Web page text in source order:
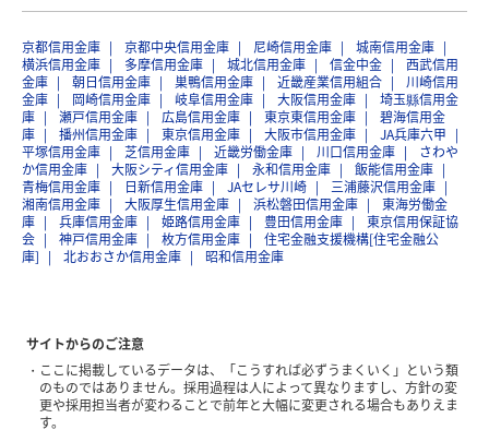
京都信用金庫 京都中央信用金庫 尼崎信用金庫
城南信用金庫
横浜信用金庫
多摩信用金庫 城北信用金庫 信金中金
西武信用
金庫
朝日信用金庫 巣鴨信用金庫 近畿産業信用組合
川崎信用
金庫
岡崎信用金庫 岐阜信用金庫 大阪信用金庫
埼玉縣信用金
庫
瀬戸信用金庫 広島信用金庫 東京東信用金庫
碧海信用金
庫
播州信用金庫 東京信用金庫 大阪市信用金庫
JA兵庫六甲
平塚信用金庫
芝信用金庫 近畿労働金庫 川口信用金庫
さわや
か信用金庫
大阪シティ信用金庫 永和信用金庫
飯能信用金庫
青梅信用金庫
日新信用金庫 JAセレサ川崎
三浦藤沢信用金庫
湘南信用金庫
大阪厚生信用金庫 浜松磐田信用金庫
東海労働金
庫
兵庫信用金庫 姫路信用金庫 豊田信用金庫
東京信用保証協
会
神戸信用金庫 枚方信用金庫
住宅金融支援機構[住宅金融公
庫]
北おおさか信用金庫 昭和信用金庫
サイトからのご注意
ここに掲載しているデータは、「こうすれば必ずうまくいく」という類
のものではありません。採用過程は人によって異なりますし、方針の変
更や採用担当者が変わることで前年と大幅に変更される場合もありえま
す。